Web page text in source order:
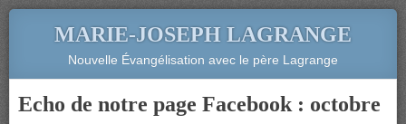
MARIE-JOSEPH LAGRANGE
Nouvelle Évangélisation avec le père Lagrange
Echo de notre page Facebook : octobre